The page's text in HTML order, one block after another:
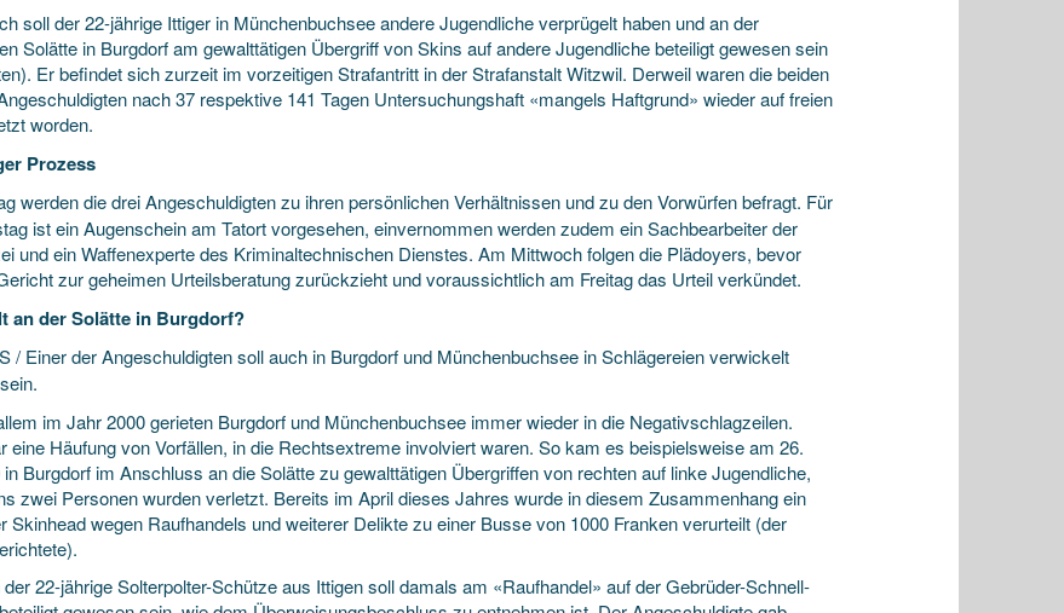
soll der 22-jährige Ittiger in Münchenbuchsee andere Jugendliche verprügelt haben und an der
Solätte in Burgdorf am gewalttätigen Übergriff von Skins auf andere Jugendliche beteiligt gewesen sein
Er befindet sich zurzeit im vorzeitigen Strafantritt in der Strafanstalt Witzwil. Derweil waren die beiden
nach 37 respektive 141 Tagen Untersuchungshaft «mangels Haftgrund» wieder auf freien
worden.
Prozess
werden die drei Angeschuldigten zu ihren persönlichen Verhältnissen und zu den Vorwürfen befragt. Für
ist ein Augenschein am Tatort vorgesehen, einvernommen werden zudem ein Sachbearbeiter der
und ein Waffenexperte des Kriminaltechnischen Dienstes. Am Mittwoch folgen die Plädoyers, bevor
zur geheimen Urteilsberatung zurückzieht und voraussichtlich am Freitag das Urteil verkündet.
an der Solätte in Burgdorf?
/ Einer der Angeschuldigten soll auch in Burgdorf und Münchenbuchsee in Schlägereien verwickelt
im Jahr 2000 gerieten Burgdorf und Münchenbuchsee immer wieder in die Negativschlagzeilen.
eine Häufung von Vorfällen, in die Rechtsextreme involviert waren. So kam es beispielsweise am 26.
Burgdorf im Anschluss an die Solätte zu gewalttätigen Übergriffen von rechten auf linke Jugendliche,
zwei Personen wurden verletzt. Bereits im April dieses Jahres wurde in diesem Zusammenhang ein
Skinhead wegen Raufhandels und weiterer Delikte zu einer Busse von 1000 Franken verurteilt (der
22-jährige Solterpolter-Schütze aus Ittigen soll damals am «Raufhandel» auf der Gebrüder-Schnell-